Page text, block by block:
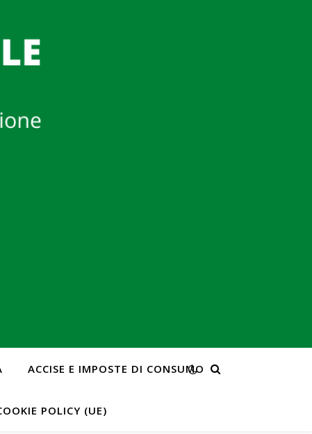
ACCISE E IMPOSTE DI CONSUMO
POLICY (UE)